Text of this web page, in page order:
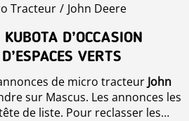
Tracteur
John Deere
D’OCCASION
VERTS
de micro tracteur John
sur Mascus. Les annonces les
de liste. Pour reclasser les